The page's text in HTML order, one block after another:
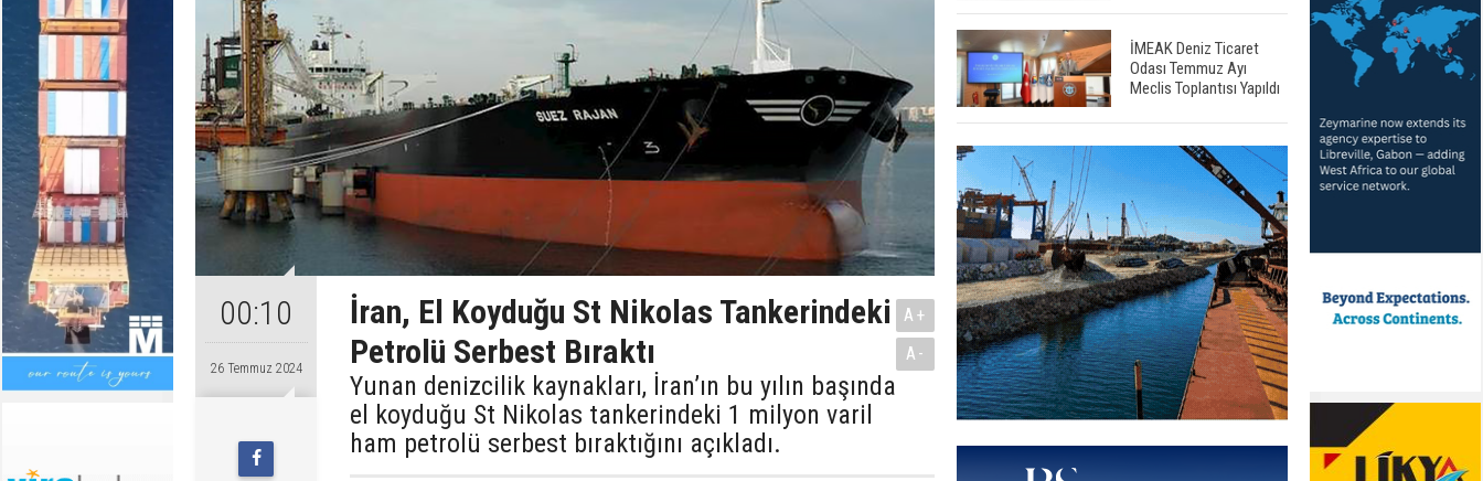
00:10
26 Temmuz 2024
İran, El Koyduğu St Nikolas Tankerindeki
Petrolü Serbest Bıraktı
Yunan denizcilik kaynakları, İran’ın bu yılın başında
el koyduğu St Nikolas tankerindeki 1 milyon varil
ham petrolü serbest bıraktığını açıkladı.
A+
A-
İMEAK Deniz Ticaret
Odası Temmuz Ayı
Meclis Toplantısı Yapıldı